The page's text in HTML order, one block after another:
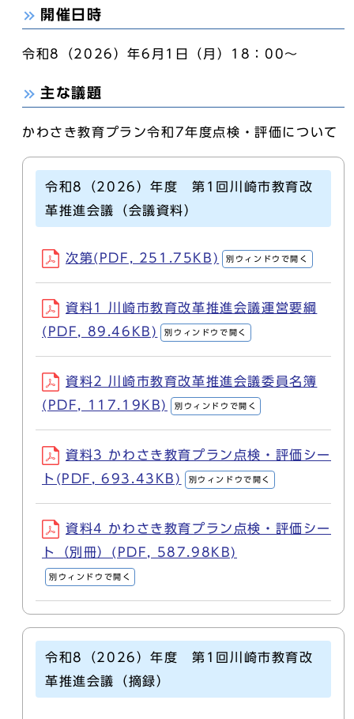
開催日時
令和8（2026）年6月1日（月）18：00～
主な議題
かわさき教育プラン令和7年度点検・評価について
令和8（2026）年度 第1回川崎市教育改
革推進会議（会議資料）
次第(PDF, 251.75KB) 別ウィンドウで開く
資料1 川崎市教育改革推進会議運営要綱
(PDF, 89.46KB)
別ウィンドウで開く
資料2 川崎市教育改革推進会議委員名簿
(PDF, 117.19KB)
別ウィンドウで開く
資料3 かわさき教育プラン点検・評価シー
ト(PDF, 693.43KB)
別ウィンドウで開く
資料4 かわさき教育プラン点検・評価シー
ト（別冊）(PDF, 587.98KB)
別ウィンドウで開く
令和8（2026）年度 第1回川崎市教育改
革推進会議（摘録）